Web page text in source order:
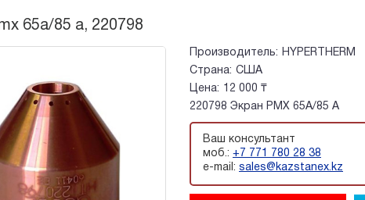
65a/85 a, 220798
Производитель:
HYPERTHERM
Страна: США
Цена: 12 000 ₸
220798 Экран PMX 65A/85 A
Ваш консультант
моб.: +7 771 780 28 38
e-mail: sales@kazstanex.kz